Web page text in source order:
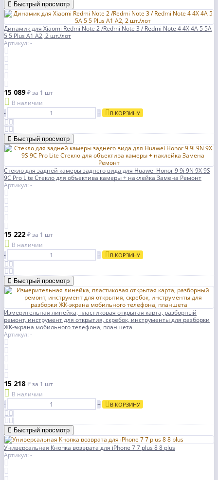
Быстрый просмотр
Динамик для Xiaomi Redmi Note 2 /Redmi Note 3 / Redmi Note 4 4X 4A 5 5A
5 5 Plus A1 A2, 2 шт./лот
Артикул: -
15 089₽за 1 шт
В наличии
-
+ В КОРЗИНУ
Быстрый просмотр
Стекло для задней камеры заднего вида для Huawei Honor 9 9i 9N 9X 9S
9C Pro Lite Стекло для объектива камеры + наклейка Замена Ремонт
Артикул: -
15 222 ₽за 1 шт
В наличии
-
+ В КОРЗИНУ
Быстрый просмотр
Измерительная линейка, пластиковая открытая карта, разборный
ремонт, инструмент для открытия, скребок, инструменты для разборки
ЖК-экрана мобильного телефона, планшета
Артикул: -
15 218 ₽за 1 шт
В наличии
-
+ В КОРЗИНУ
Быстрый просмотр
Универсальная Кнопка возврата для iPhone 7 7 plus 8 8 plus
Артикул: -